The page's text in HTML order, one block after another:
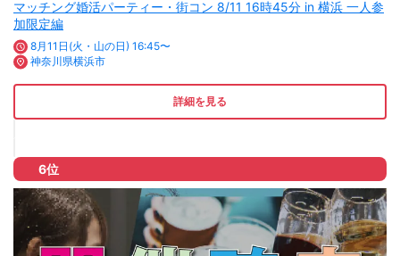
マッチング婚活パーティー・街コン 8/11 16時45分 in 横浜 一人参
加限定編
8月11日(火・山の日) 16:45〜
神奈川県横浜市
詳細を見る
6位